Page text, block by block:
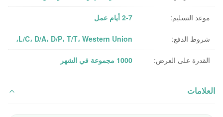
موعد التسليم: 2-7 أيام عمل
شروط الدفع: L/C، D/A، D/P، T/T، Western Union،
القدرة على العرض: 1000 مجموعة في الشهر
العلامات